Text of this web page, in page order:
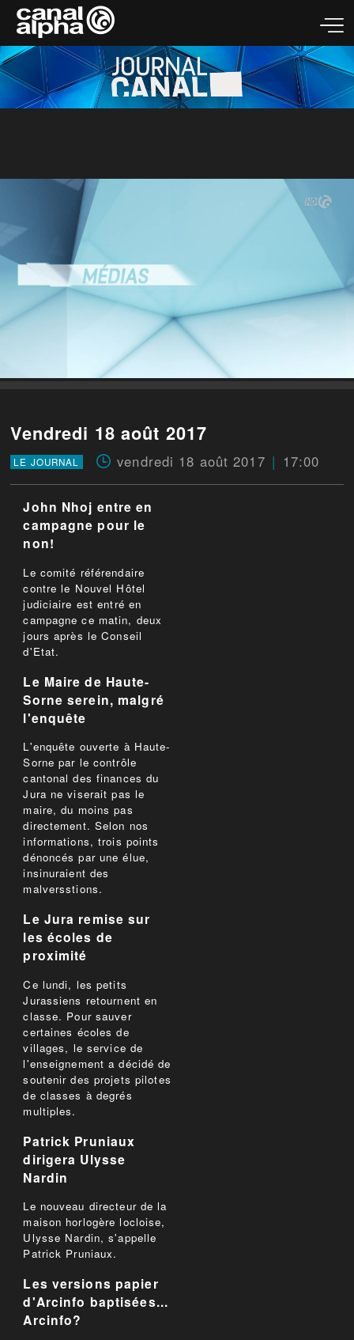
Vendredi 18 août 2017
LE JOURNAL vendredi 18 août 2017 17:00
John Nhoj entre en
campagne pour le
non!
Le comité référendaire
contre le Nouvel Hôtel
judiciaire est entré en
campagne ce matin, deux
jours après le Conseil
d'Etat.
Le Maire de Haute-
Sorne serein, malgré
l'enquête
L'enquête ouverte à Haute-
Sorne par le contrôle
cantonal des finances du
Jura ne viserait pas le
maire, du moins pas
directement. Selon nos
informations, trois points
dénoncés par une élue,
insinuraient des
malversstions.
Le Jura remise sur
les écoles de
proximité
Ce lundi, les petits
Jurassiens retournent en
classe. Pour sauver
certaines écoles de
villages, le service de
l'enseignement a décidé de
soutenir des projets pilotes
de classes à degrés
multiples.
Patrick Pruniaux
dirigera Ulysse
Nardin
Le nouveau directeur de la
maison horlogère locloise,
Ulysse Nardin, s'appelle
Patrick Pruniaux.
Les versions papier
d'Arcinfo baptisées...
Arcinfo?